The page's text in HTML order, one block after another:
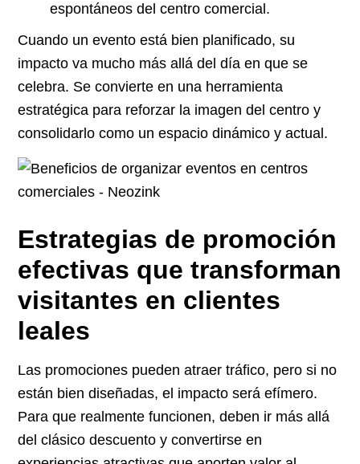
espontáneos del centro comercial.
Cuando un evento está bien planificado, su
impacto va mucho más allá del día en que se
celebra. Se convierte en una herramienta
estratégica para reforzar la imagen del centro y
consolidarlo como un espacio dinámico y actual.
Estrategias de promoción
efectivas que transforman
visitantes en clientes
leales
Las promociones pueden atraer tráfico, pero si no
están bien diseñadas, el impacto será efímero.
Para que realmente funcionen, deben ir más allá
del clásico descuento y convertirse en